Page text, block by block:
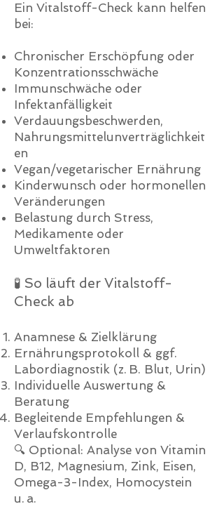
Ein Vitalstoff-Check kann helfen
bei:
Chronischer Erschöpfung oder
Konzentrationsschwäche
Immunschwäche oder
Infektanfälligkeit
Verdauungsbeschwerden,
Nahrungsmittelunverträglichkeit
en
Vegan/vegetarischer Ernährung
Kinderwunsch oder hormonellen
Veränderungen
Belastung durch Stress,
Medikamente oder
Umweltfaktoren
🧪 So läuft der Vitalstoff-
Check ab
Anamnese & Zielklärung
Ernährungsprotokoll & ggf.
Labordiagnostik (z. B. Blut, Urin)
Individuelle Auswertung &
Beratung
Begleitende Empfehlungen &
Verlaufskontrolle
🔍 Optional: Analyse von Vitamin
D, B12, Magnesium, Zink, Eisen,
Omega-3-Index, Homocystein
u. a.